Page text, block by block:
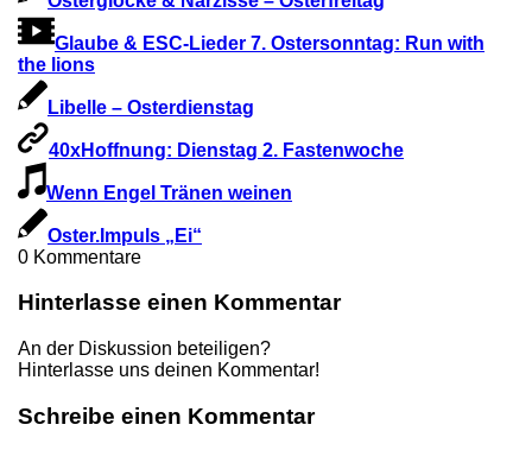
Glaube & ESC-Lieder 7. Ostersonntag: Run with
the lions
Libelle – Osterdienstag
40xHoffnung: Dienstag 2. Fastenwoche
Wenn Engel Tränen weinen
Oster.Impuls „Ei“
0 Kommentare
Hinterlasse einen Kommentar
An der Diskussion beteiligen?
Hinterlasse uns deinen Kommentar!
Schreibe einen Kommentar